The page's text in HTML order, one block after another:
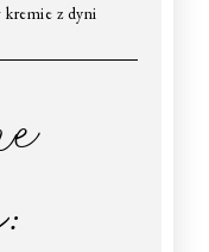
kremie z dyni